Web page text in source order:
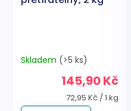
Skladem (>5 ks)
145,90 Kč
Měrná
cena:
72,95 Kč / 1 kg